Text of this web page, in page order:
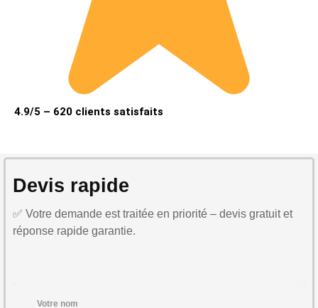
4.9/5 – 620 clients satisfaits
Devis rapide
✅ Votre demande est traitée en priorité – devis gratuit et
réponse rapide garantie.
Votre nom